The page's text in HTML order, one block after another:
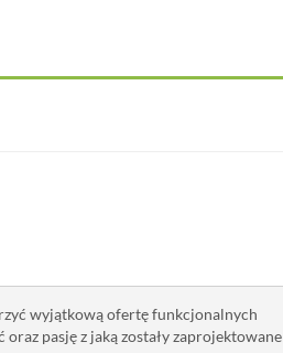
wyjątkową ofertę funkcjonalnych
pasję z jaką zostały zaprojektowane